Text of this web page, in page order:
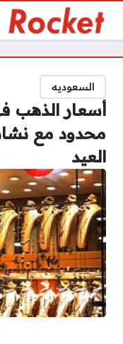
السعوديه
أسعار
محدود مع
العيد